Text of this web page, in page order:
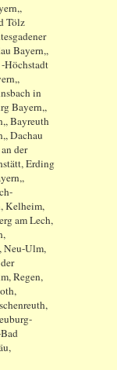
Tölz
Bayern,,
Höchstadt
in
Bayern,,
Bayreuth
Dachau
der
Erding
Kelheim,
am Lech,
Neu-Ulm,
Regen,